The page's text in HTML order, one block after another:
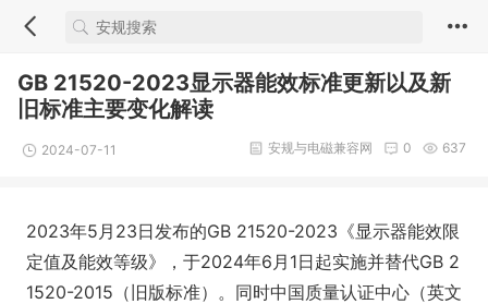
GB 21520-2023显示器能效标准更新以及新
旧标准主要变化解读
2024-07-11 637
0
安规与电磁兼容网
2023年5月23日发布的GB 21520-2023《显示器能效限
定值及能效等级》，于2024年6月1日起实施并替代GB 2
1520-2015（旧版标准）。同时中国质量认证中心（英文